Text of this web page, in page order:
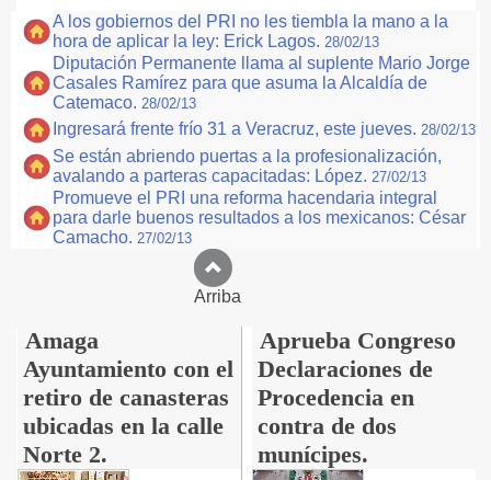
A los gobiernos del PRI no les tiembla la mano a la
hora de aplicar la ley: Erick Lagos. 28/02/13
Diputación Permanente llama al suplente Mario Jorge
Casales Ramírez para que asuma la Alcaldía de
Catemaco. 28/02/13
Ingresará frente frío 31 a Veracruz, este jueves. 28/02/13
Se están abriendo puertas a la profesionalización,
avalando a parteras capacitadas: López. 27/02/13
Promueve el PRI una reforma hacendaria integral
para darle buenos resultados a los mexicanos: César
Camacho. 27/02/13
Arriba
Amaga
Ayuntamiento con el
retiro de canasteras
ubicadas en la calle
Norte 2.
Aprueba Congreso
Declaraciones de
Procedencia en
contra de dos
munícipes.